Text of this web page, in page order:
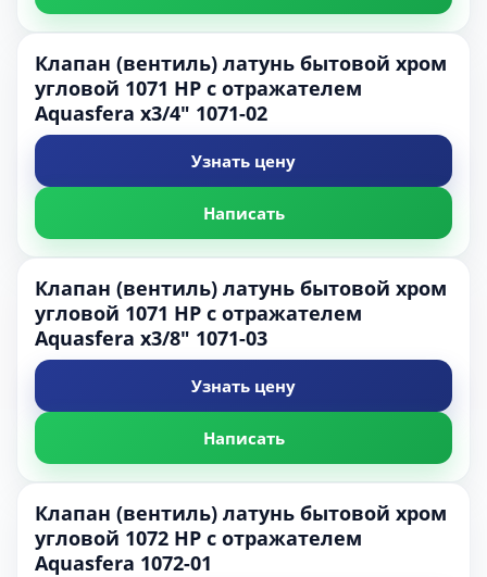
Клапан (вентиль) латунь бытовой хром
угловой 1071 НР с отражателем
Aquasfera х3/4" 1071-02
Узнать цену
Написать
Клапан (вентиль) латунь бытовой хром
угловой 1071 НР с отражателем
Aquasfera х3/8" 1071-03
Узнать цену
Написать
Клапан (вентиль) латунь бытовой хром
угловой 1072 НР с отражателем
Aquasfera 1072-01